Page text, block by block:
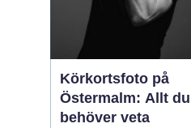
Körkortsfoto på
Östermalm: Allt du
behöver veta